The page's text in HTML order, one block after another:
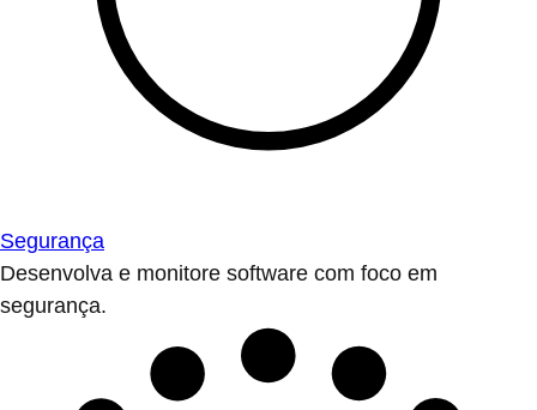
Segurança
Desenvolva e monitore software com foco em
segurança.